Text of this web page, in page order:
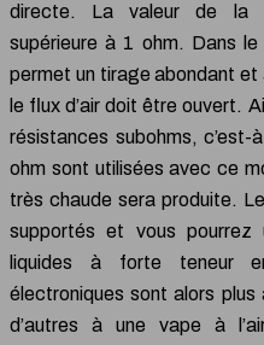
directe. La valeur de la
supérieure à 1 ohm. Dans
permet un tirage abondant et
le flux d’air doit être ouvert.
résistances subohms, c’est-
ohm sont utilisées avec ce
très chaude sera produite.
supportés et vous pourrez
liquides à forte teneur
électroniques sont alors
d’autres à une vape à